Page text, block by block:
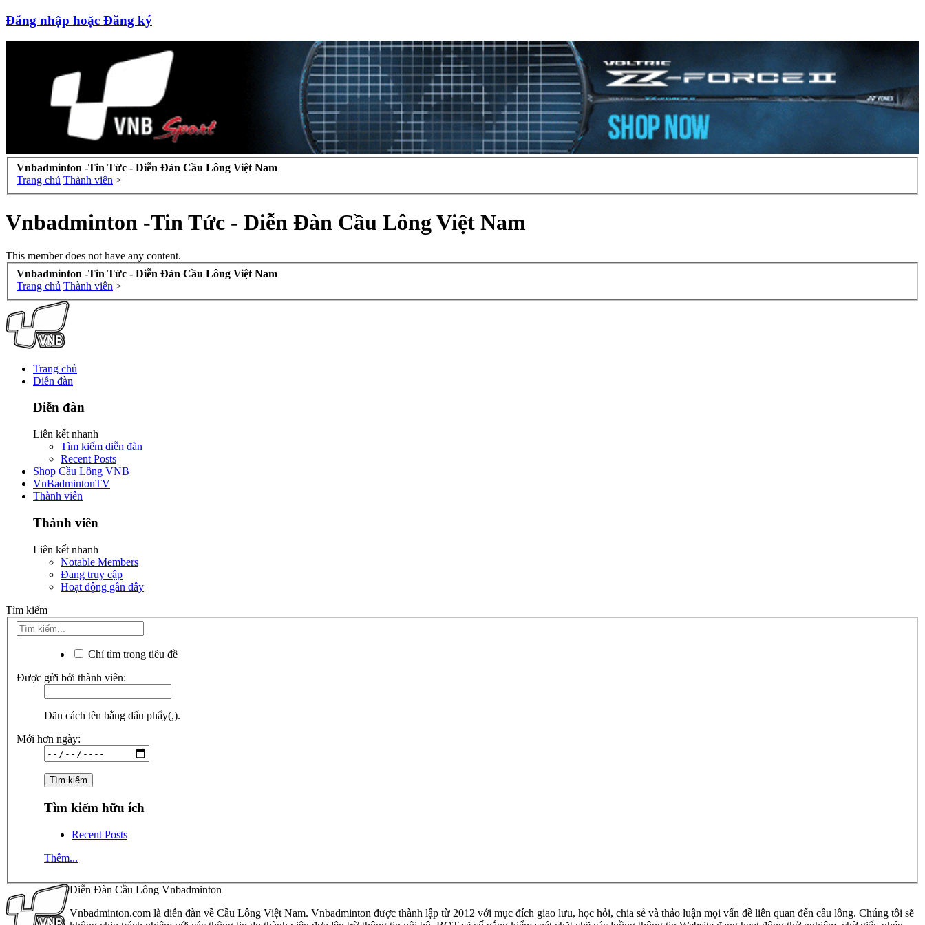
Đăng nhập hoặc Đăng ký
Vnbadminton -Tin Tức - Diễn Đàn Cầu Lông Việt Nam
Trang chủ Thành viên >
Vnbadminton -Tin Tức - Diễn Đàn Cầu Lông Việt Nam
This member does not have any content.
Vnbadminton -Tin Tức - Diễn Đàn Cầu Lông Việt Nam
Trang chủ Thành viên >
Trang chủ
Diễn đàn
Diễn đàn
Liên kết nhanh
Tìm kiếm diễn đàn
Recent Posts
Shop Cầu Lông VNB
VnBadmintonTV
Thành viên
Thành viên
Liên kết nhanh
Notable Members
Đang truy cập
Hoạt động gần đây
Tìm kiếm
Chỉ tìm trong tiêu đề
Được gửi bởi thành viên:
Dãn cách tên bằng dấu phẩy(,).
Mới hơn ngày:
Tìm kiếm hữu ích
Recent Posts
Thêm...
Diễn Đàn Cầu Lông Vnbadminton
Vnbadminton.com là diễn đàn về Cầu Lông Việt Nam. Vnbadminton được thành lập từ 2012 với mục đích giao lưu, học hỏi, chia sẻ và thảo luận mọi vấn đề liên quan đến cầu lông. Chúng tôi sẽ